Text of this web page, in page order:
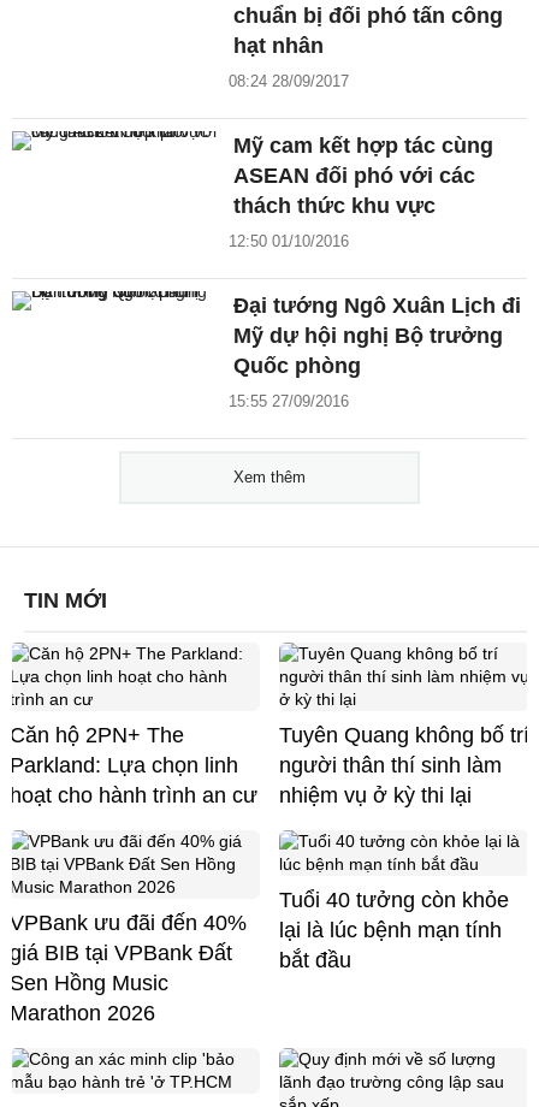
chuẩn bị đối phó tấn công
hạt nhân
08:24 28/09/2017
Mỹ cam kết hợp tác cùng
ASEAN đối phó với các
thách thức khu vực
12:50 01/10/2016
Đại tướng Ngô Xuân Lịch đi
Mỹ dự hội nghị Bộ trưởng
Quốc phòng
15:55 27/09/2016
Xem thêm
TIN MỚI
Căn hộ 2PN+ The
Parkland: Lựa chọn linh
hoạt cho hành trình an cư
Tuyên Quang không bố trí
người thân thí sinh làm
nhiệm vụ ở kỳ thi lại
VPBank ưu đãi đến 40%
giá BIB tại VPBank Đất
Sen Hồng Music
Marathon 2026
Tuổi 40 tưởng còn khỏe
lại là lúc bệnh mạn tính
bắt đầu